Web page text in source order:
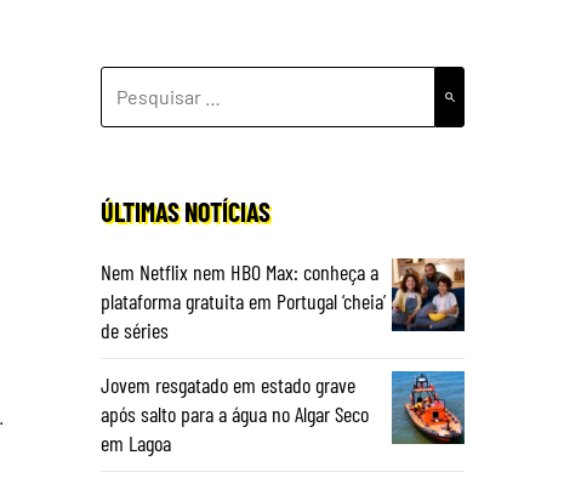
POR:
ÚLTIMAS NOTÍCIAS
Nem Netflix nem HBO Max: conheça a
plataforma gratuita em Portugal ‘cheia’
de séries
Jovem resgatado em estado grave
após salto para a água no Algar Seco
em Lagoa